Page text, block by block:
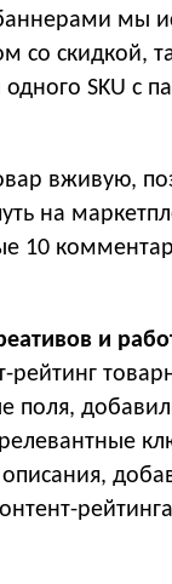
мы
со скидкой,
SKU с
вживую,
на
10
и
рейтинг
поля,